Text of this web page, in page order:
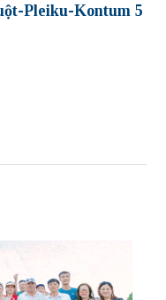
Pleiku-Kontum 5